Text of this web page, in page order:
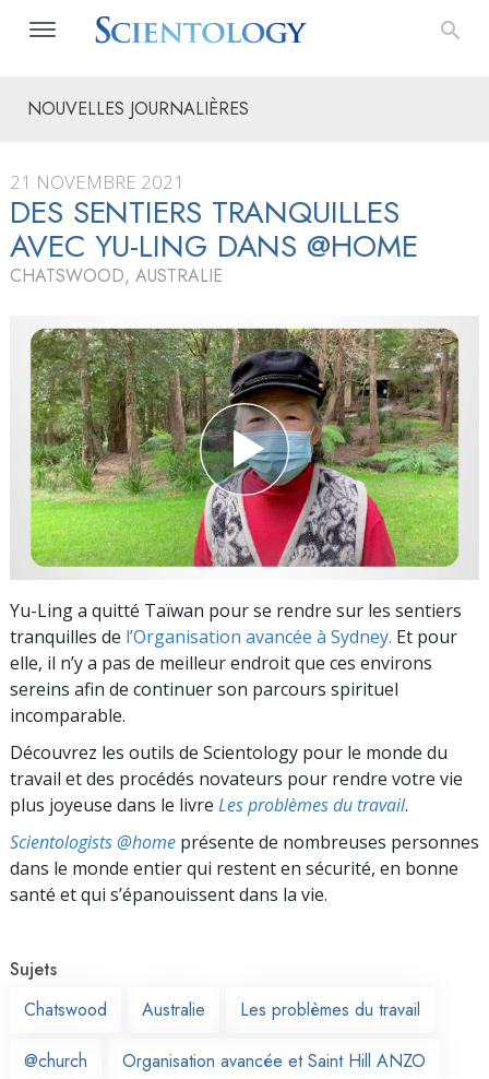
NOUVELLES JOURNALIÈRES
21 NOVEMBRE 2021
DES SENTIERS TRANQUILLES
AVEC YU-LING DANS @HOME
CHATSWOOD, AUSTRALIE
Yu-Ling a quitté Taïwan pour se rendre sur les sentiers
tranquilles de l’Organisation avancée à Sydney. Et pour
elle, il n’y a pas de meilleur endroit que ces environs
sereins afin de continuer son parcours spirituel
incomparable.
Découvrez les outils de Scientology pour le monde du
travail et des procédés novateurs pour rendre votre vie
plus joyeuse dans le livre Les problèmes du travail.
Scientologists @home présente de nombreuses personnes
dans le monde entier qui restent en sécurité, en bonne
santé et qui s’épanouissent dans la vie.
Sujets
Chatswood
Australie Les problèmes du travail
@church Organisation avancée et Saint Hill ANZO